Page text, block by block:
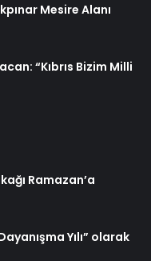
Mesire Alanı
“Kıbrıs Bizim Milli
Ramazan’a
Yılı” olarak